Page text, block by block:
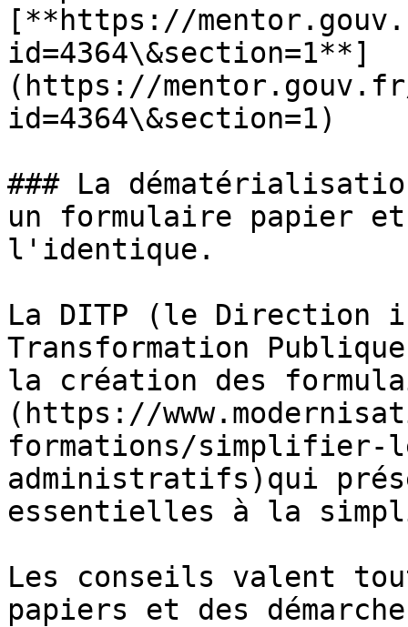
[**https://
id=4364\&section=1**]
(https://
id=4364\&section=1)
### La
un formulaire papier
l'identique.
La DITP (le
Transformation
la création des
(https://
formations/simplifier-
administratifs)qui
essentielles à la
Les conseils valent
papiers et des